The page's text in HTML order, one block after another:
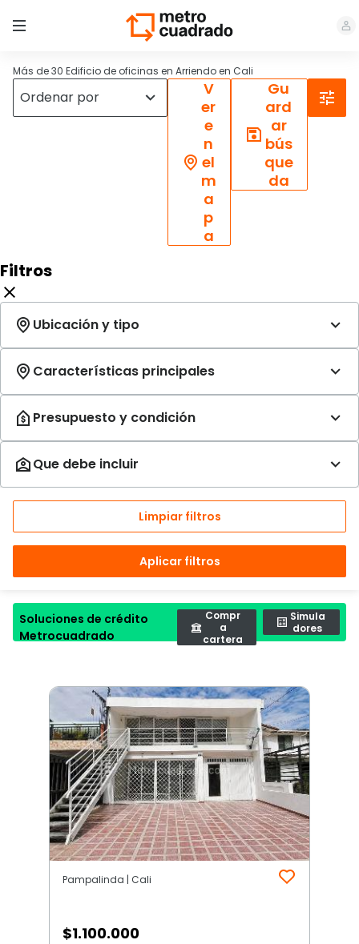
Más de 30 Edificio de oficinas en Arriendo en Cali
V
er
e
n
el
m
a
p
a
Gu
ard
ar
bús
que
da
Filtros
Limpiar filtros
Aplicar filtros
Soluciones de crédito
Metrocuadrado
Compr
a
cartera
Simula
dores
Pampalinda | Cali
$1.100.000